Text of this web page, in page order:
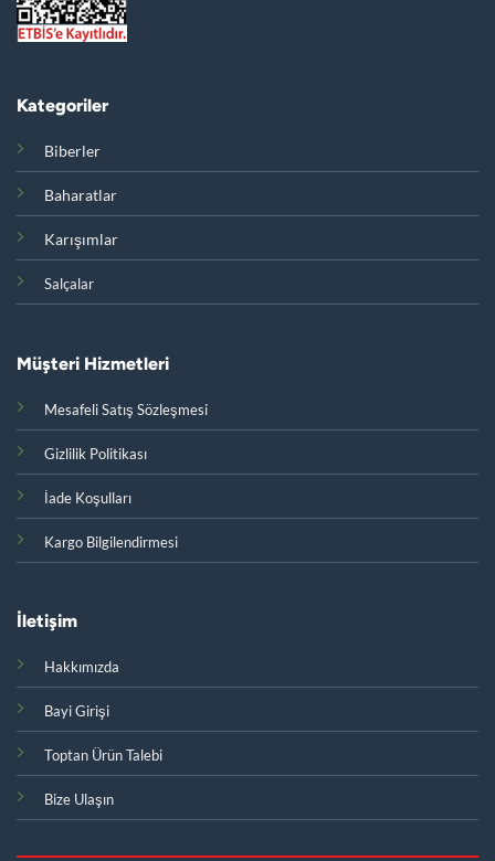
Kategoriler
Biberler
Baharatlar
Karışımlar
Salçalar
Müşteri Hizmetleri
Mesafeli Satış Sözleşmesi
Gizlilik Politikası
İade Koşulları
Kargo Bilgilendirmesi
İletişim
Hakkımızda
Bayi Girişi
Toptan Ürün Talebi
Bize Ulaşın